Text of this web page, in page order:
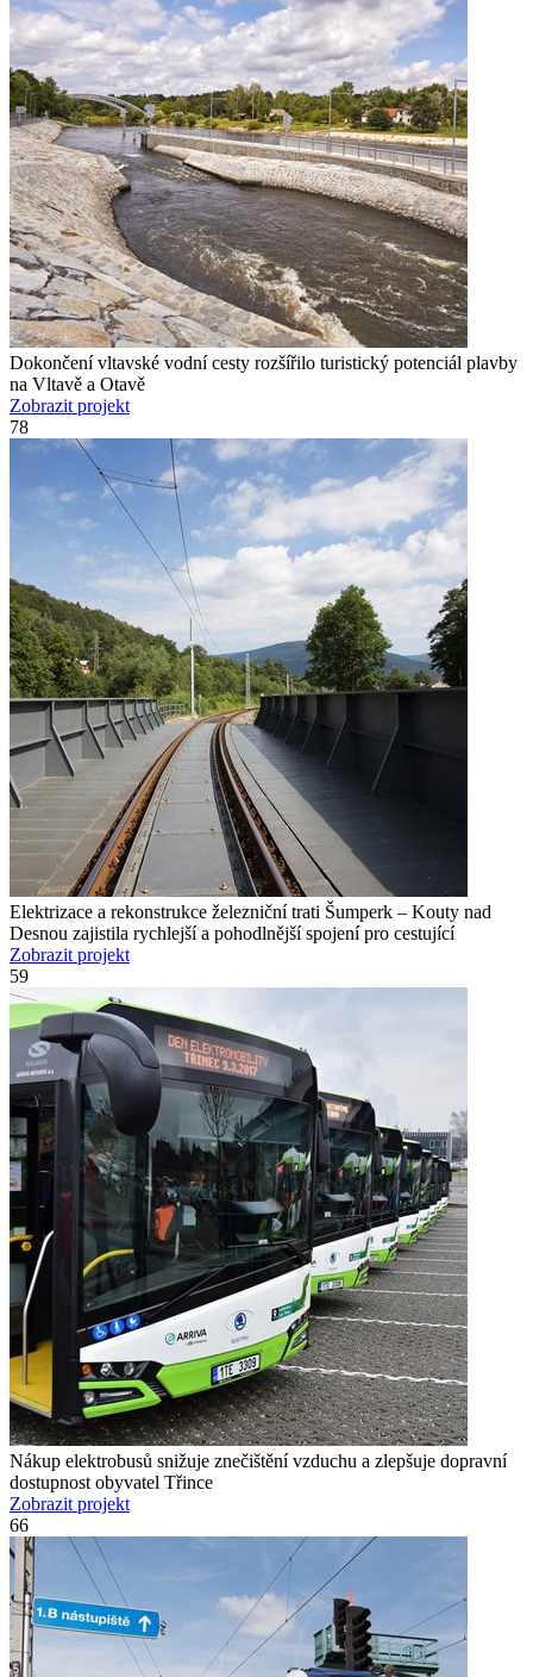
Dokončení vltavské vodní cesty rozšířilo turistický potenciál plavby
na Vltavě a Otavě
Zobrazit projekt
78
Elektrizace a rekonstrukce železniční trati Šumperk – Kouty nad
Desnou zajistila rychlejší a pohodlnější spojení pro cestující
Zobrazit projekt
59
Nákup elektrobusů snižuje znečištění vzduchu a zlepšuje dopravní
dostupnost obyvatel Třince
Zobrazit projekt
66